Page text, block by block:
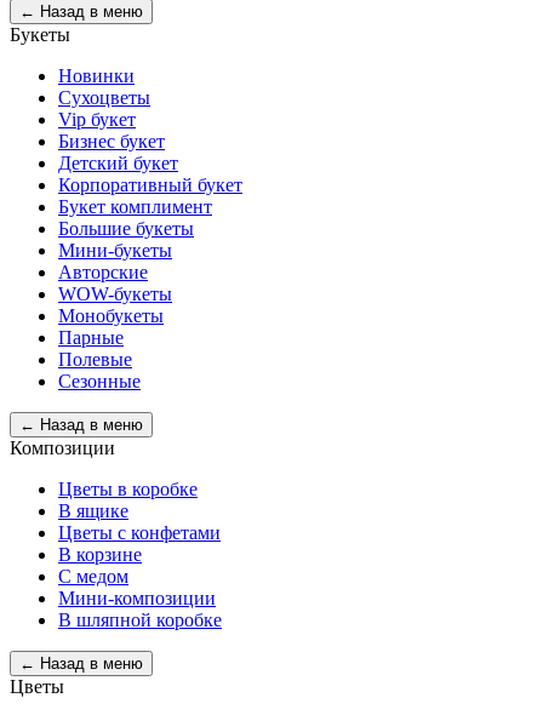
← Назад в меню
Букеты
Новинки
Сухоцветы
Vip букет
Бизнес букет
Детский букет
Корпоративный букет
Букет комплимент
Большие букеты
Мини-букеты
Авторские
WOW-букеты
Монобукеты
Парные
Полевые
Сезонные
← Назад в меню
Композиции
Цветы в коробке
В ящике
Цветы с конфетами
В корзине
С медом
Мини-композиции
В шляпной коробке
← Назад в меню
Цветы